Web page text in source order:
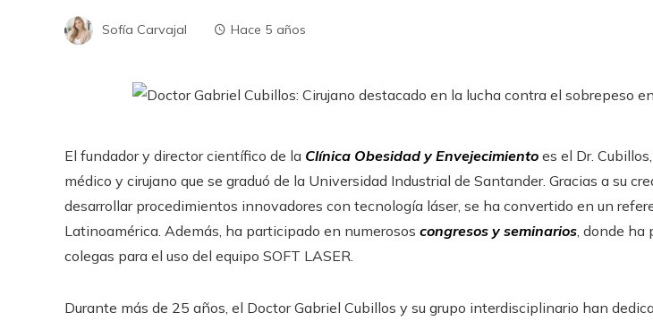
Sofía Carvajal Hace 5 años
El fundador y director científico de la Clínica Obesidad y Envejecimiento es el Dr.
médico y cirujano que se graduó de la Universidad Industrial de Santander. Gracias a su
desarrollar procedimientos innovadores con tecnología láser, se ha convertido en un
Latinoamérica. Además, ha participado en numerosos congresos y seminarios, donde ha
colegas para el uso del equipo SOFT LASER.
Durante más de 25 años, el Doctor Gabriel Cubillos y su grupo interdisciplinario han